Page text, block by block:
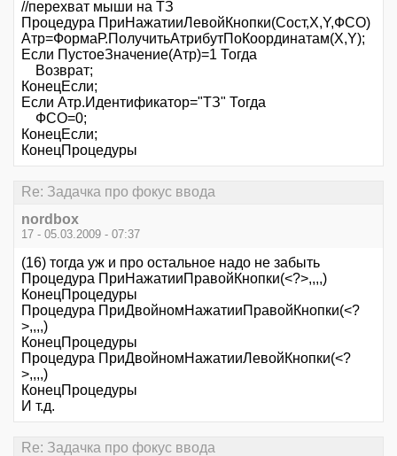
//перехват мыши на ТЗ
Процедура ПриНажатииЛевойКнопки(Сост,X,Y,ФСО)
Атр=ФормаР.ПолучитьАтрибутПоКоординатам(X,Y);
Если ПустоеЗначение(Атр)=1 Тогда
Возврат;
КонецЕсли;
Если Атр.Идентификатор="ТЗ" Тогда
ФСО=0;
КонецЕсли;
КонецПроцедуры
Re: Задачка про фокус ввода
nordbox
17 - 05.03.2009 - 07:37
(16) тогда уж и про остальное надо не забыть
Процедура ПриНажатииПравойКнопки(<?>,,,,)
КонецПроцедуры
Процедура ПриДвойномНажатииПравойКнопки(<?
>,,,,)
КонецПроцедуры
Процедура ПриДвойномНажатииЛевойКнопки(<?
>,,,,)
КонецПроцедуры
И т.д.
Re: Задачка про фокус ввода